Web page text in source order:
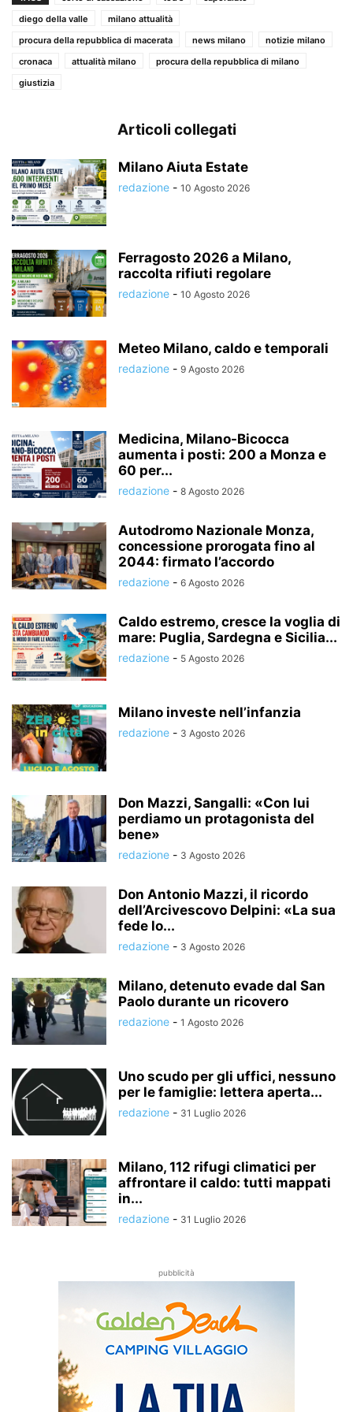
diego della valle
milano attualità
procura della repubblica di macerata
news milano
notizie milano
cronaca
attualità milano
procura della repubblica di milano
giustizia
Articoli collegati
Milano Aiuta Estate
redazione - 10 Agosto 2026
Ferragosto 2026 a Milano,
raccolta rifiuti regolare
redazione - 10 Agosto 2026
Meteo Milano, caldo e temporali
redazione - 9 Agosto 2026
Medicina, Milano-Bicocca
aumenta i posti: 200 a Monza e
60 per...
redazione - 8 Agosto 2026
Autodromo Nazionale Monza,
concessione prorogata fino al
2044: firmato l’accordo
redazione - 6 Agosto 2026
Caldo estremo, cresce la voglia di
mare: Puglia, Sardegna e Sicilia...
redazione - 5 Agosto 2026
Milano investe nell’infanzia
redazione - 3 Agosto 2026
Don Mazzi, Sangalli: «Con lui
perdiamo un protagonista del
bene»
redazione - 3 Agosto 2026
Don Antonio Mazzi, il ricordo
dell’Arcivescovo Delpini: «La sua
fede lo...
redazione - 3 Agosto 2026
Milano, detenuto evade dal San
Paolo durante un ricovero
redazione - 1 Agosto 2026
Uno scudo per gli uffici, nessuno
per le famiglie: lettera aperta...
redazione - 31 Luglio 2026
Milano, 112 rifugi climatici per
affrontare il caldo: tutti mappati
in...
redazione - 31 Luglio 2026
pubblicità